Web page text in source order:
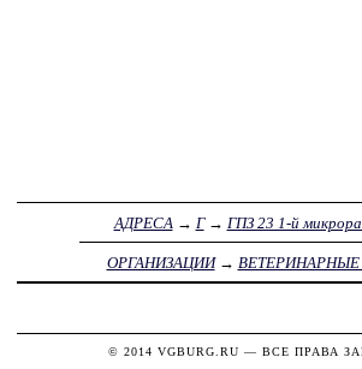
АДРЕСА → Г→ ГПЗ 23 1-й
ОРГАНИЗАЦИИ→
© 2014 VGBURG.RU — ВСЕ ПРАВА